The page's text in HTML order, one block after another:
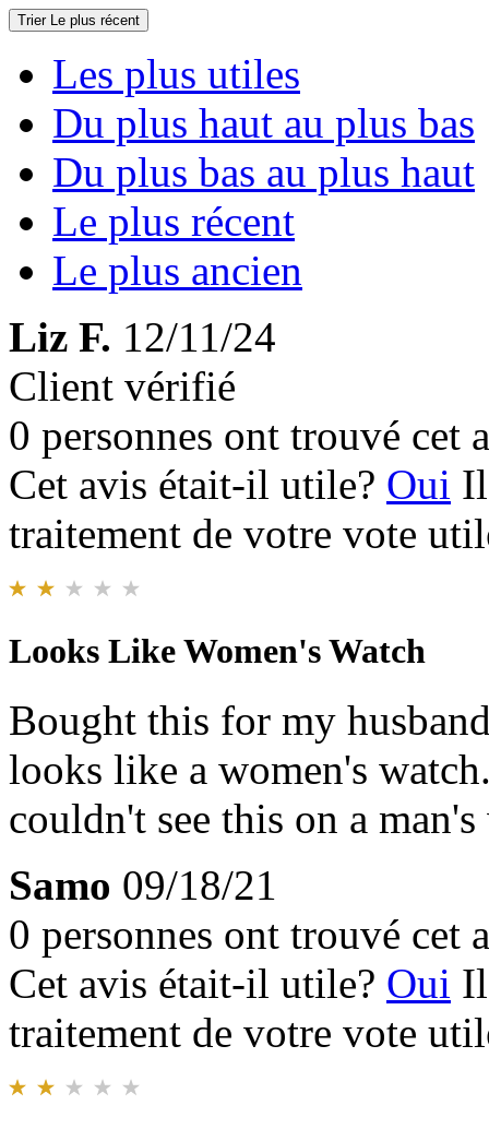
Trier Le plus récent
Les plus utiles
Du plus haut au plus bas
Du plus bas au plus haut
Le plus récent
Le plus ancien
Liz F. 12/11/24
Client vérifié
0 personnes ont trouvé cet
Cet avis était-il utile? Oui
traitement de votre vote
Looks Like Women's Watch
Bought this for my
looks like a women's
couldn't see this on a
Samo 09/18/21
0 personnes ont trouvé cet
Cet avis était-il utile? Oui
traitement de votre vote